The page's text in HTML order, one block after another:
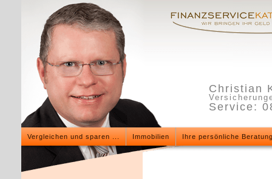
Christian
Service:
Vergleichen und sparen ... Immobilien Ihre persönliche